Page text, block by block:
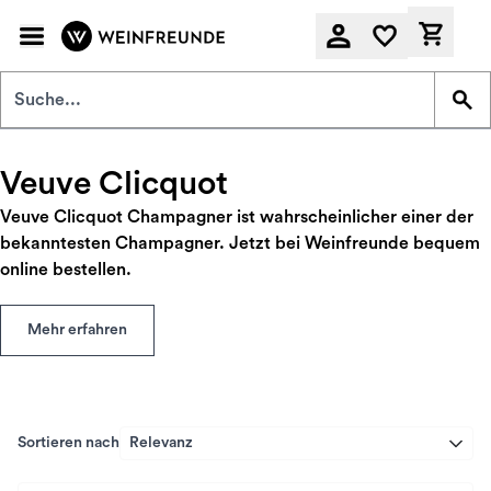
Veuve Clicquot
Veuve Clicquot Champagner ist wahrscheinlicher einer der
bekanntesten Champagner. Jetzt bei Weinfreunde bequem
online bestellen.
Mehr erfahren
Sortieren nach Relevanz